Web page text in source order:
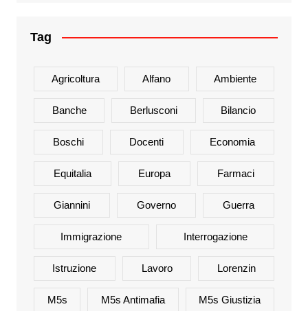
Tag
Agricoltura Alfano Ambiente
Banche Berlusconi Bilancio
Boschi Docenti Economia
Equitalia Europa Farmaci
Giannini Governo Guerra
Immigrazione Interrogazione
Istruzione Lavoro Lorenzin
M5s M5s Antimafia M5s Giustizia